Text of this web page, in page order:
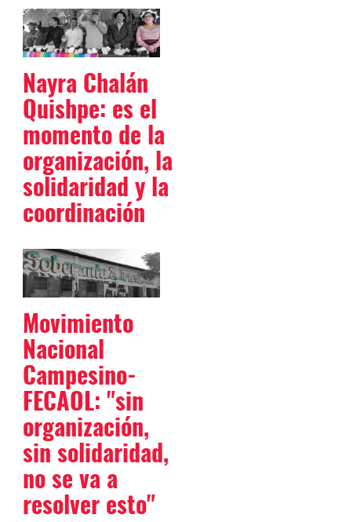
Nayra Chalán
Quishpe: es el
momento de la
organización, la
solidaridad y la
coordinación
Movimiento
Nacional
Campesino-
FECAOL: "sin
organización,
sin solidaridad,
no se va a
resolver esto"